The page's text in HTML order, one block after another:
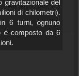
gravitazionale del
di chilometri).
6 turni, ognuno
è composto da 6